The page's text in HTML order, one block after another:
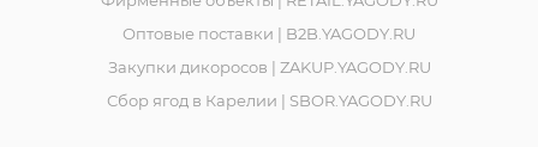
Оптовые поставки | B2B.YAGODY.RU
Закупки дикоросов | ZAKUP.YAGODY.RU
Сбор ягод в Карелии | SBOR.YAGODY.RU